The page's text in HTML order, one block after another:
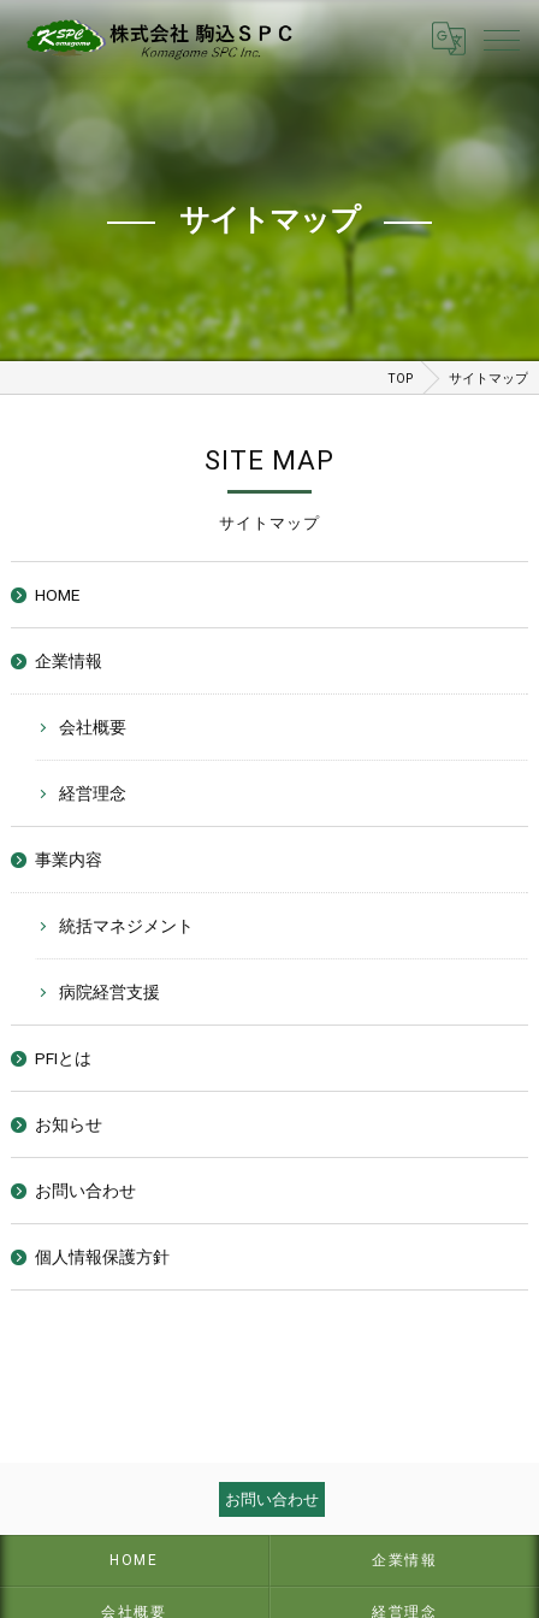
サイトマップ
TOP サイトマップ
サイトマップ
SITE MAP
HOME
企業情報
会社概要
経営理念
事業内容
統括マネジメント
病院経営支援
PFIとは
お知らせ
お問い合わせ
個人情報保護方針
お問い合わせ
HOME 企業情報
会社概要 経営理念